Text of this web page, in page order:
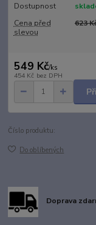
Dostupnost
Cena před
slevou
623
549 Kč/ks
454 Kč bez DPH
Číslo produktu:
Do oblíbených
Doprava